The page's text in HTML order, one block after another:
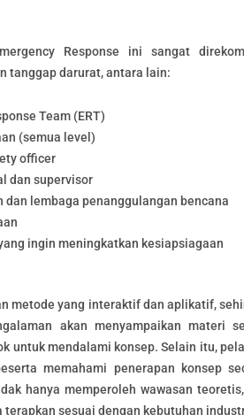
Response ini sangat
tanggap darurat, antara lain:
Team (ERT)
(semua level)
officer
dan supervisor
dan lembaga penanggulangan bencana
ingin meningkatkan kesiapsiagaan
metode yang interaktif dan aplikatif,
akan menyampaikan materi
untuk mendalami konsep. Selain itu,
memahami penerapan konsep
hanya memperoleh wawasan
terapkan sesuai dengan kebutuhan